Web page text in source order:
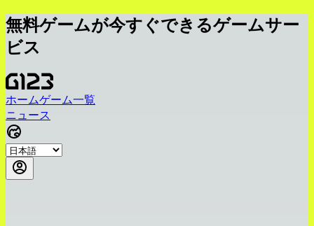
無料ゲームが今すぐできるゲームサー
ビス
ホームゲーム一覧
ニュース